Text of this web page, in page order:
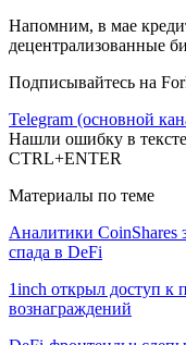
Напомним, в мае
децентрализованные
Подписывайтесь на
Telegram (основной
Нашли ошибку в
CTRL+ENTER
Материалы по теме
Аналитики CoinShares
спада в DeFi
1inch открыл доступ к
вознаграждений